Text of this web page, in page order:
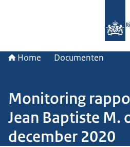
Home Documenten
Monitoring
Jean Baptiste M.
december 2020